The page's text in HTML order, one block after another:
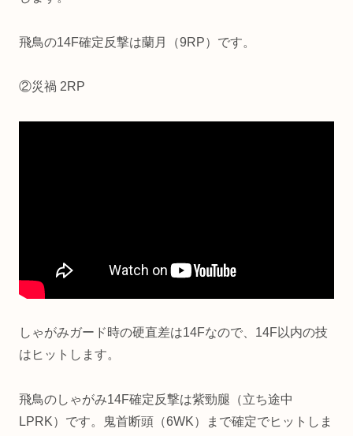
飛鳥の14F確定反撃は蘭月（9RP）です。
②災禍 2RP
しゃがみガード時の硬直差は14Fなので、14F以内の技
はヒットします。
飛鳥のしゃがみ14F確定反撃は紫勁腿（立ち途中
LPRK）です。鬼首断頭（6WK）まで確定でヒットしま